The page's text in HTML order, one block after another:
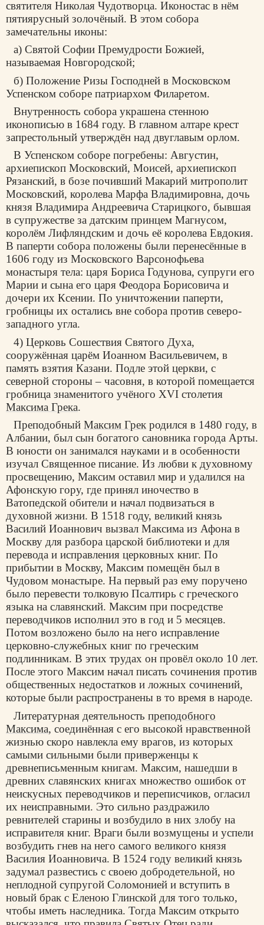
святителя Николая Чудотворца. Иконостас в нём
пятиярусный золочёный. В этом собора
замечательны иконы:
а) Святой Софии Премудрости Божией,
называемая Новгородской;
б) Положение Ризы Господней в Московском
Успенском соборе патриархом Филаретом.
Внутренность собора украшена стенною
иконописью в 1684 году. В главном алтаре крест
запрестольный утверждён над двуглавым орлом.
В Успенском соборе погребены: Августин,
архиепископ Московский, Моисей, архиепископ
Рязанский, в бозе почивший Макарий митрополит
Московский, королева Марфа Владимировна, дочь
князя Владимира Андреевича Старицкого, бывшая
в супружестве за датским принцем Магнусом,
королём Лифляндским и дочь её королева Евдокия.
В паперти собора положены были перенесённые в
1606 году из Московского Варсонофьева
монастыря тела: царя Бориса Годунова, супруги его
Марии и сына его царя Феодора Борисовича и
дочери их Ксении. По уничтожении паперти,
гробницы их остались вне собора против северо-
западного угла.
4) Церковь Сошествия Святого Духа,
сооружённая царём Иоанном Васильевичем, в
память взятия Казани. Подле этой церкви, с
северной стороны – часовня, в которой помещается
гробница знаменитого учёного XVI столетия
Максима Грека.
ПреподобныйМаксим Грек родился в 1480 году, в
Албании, был сын богатого сановника города Арты.
В юности он занимался науками и в особенности
изучал Священное писание. Из любви к духовному
просвещению, Максим оставил мир и удалился на
Афонскую гору, где принял иночество в
Ватопедской обители и начал подвизаться в
духовной жизни. В 1518 году, великий князь
Василий Иоаннович вызвал Максима из Афона в
Москву для разбора царской библиотеки и для
перевода и исправления церковных книг. По
прибытии в Москву, Максим помещён был в
Чудовом монастыре. На первый раз ему поручено
было перевести толковую Псалтирь с греческого
языка на славянский. Максим при посредстве
переводчиков исполнил это в год и 5 месяцев.
Потом возложено было на него исправление
церковно-служебных книг по греческим
подлинникам. В этих трудах он провёл около 10 лет.
После этого Максим начал писать сочинения против
общественных недостатков и ложных сочинений,
которые были распространены в то время в народе.
Литературная деятельностьпреподобного
Максима, соединённая с его высокой нравственной
жизнью скоро навлекла ему врагов, из которых
самыми сильными были приверженцы к
древнеписьменным книгам. Максим, нашедши в
древних славянских книгах множество ошибок от
неискусных переводчиков и переписчиков, огласил
их неисправными. Это сильно раздражило
ревнителей старины и возбудило в них злобу на
исправителя книг. Враги были возмущены и успели
возбудить гнев на него самого великого князя
Василия Иоанновича. В 1524 году великий князь
задумал развестись с своею добродетельной, но
неплодной супругой Соломонией и вступить в
новый брак с Еленою Глинской для того только,
чтобы иметь наследника. Тогда Максим открыто